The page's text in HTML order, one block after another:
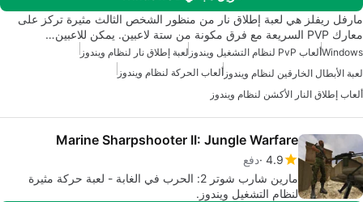
مارفل ريفلز هي لعبة إطلاق نار من منظور الشخص الثالث مثيرة تركز على
معارك PVP السريعة مع فرق مكونة من ستة لاعبين. يمكن للاعبين…
Windowsألعاب PvP لنظام التشغيل ويندوز
لعبة إطلاق نار لنظام ويندوز
لعبة الأبطال الخارقين لنظام ويندوز ألعاب الحركة لنظام ويندوز
ألعاب إطلاق النار الأكشن لنظام ويندوز
Marine Sharpshooter II: Jungle Warfare
4.9 دفع
مارين شارب شوتر 2: الحرب في الغابة - لعبة حركة مثيرة
لنظام التشغيل ويندوز.